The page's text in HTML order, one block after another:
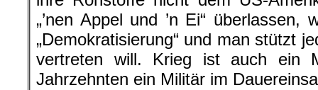
„’nen Appel und ’n Ei“
„Demokratisierung“ und man stützt
vertreten will. Krieg ist auch ein
Jahrzehnten ein Militär im